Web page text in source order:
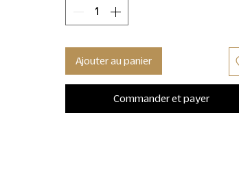
Vétiver et Patchouli
pierre de taille des hôtels particuliers sur les
tête aquatique et un cœur patchouli, sur un
Ajouter au panier
Commander et payer